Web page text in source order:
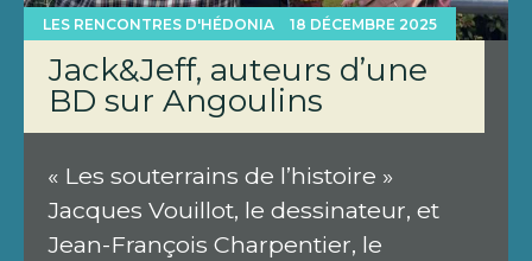
LES RENCONTRES D'HÉDONIA 18 DÉCEMBRE 2025
Jack&Jeff, auteurs d’une
BD sur Angoulins
« Les souterrains de l’histoire »
Jacques Vouillot, le dessinateur, et
Jean-François Charpentier, le